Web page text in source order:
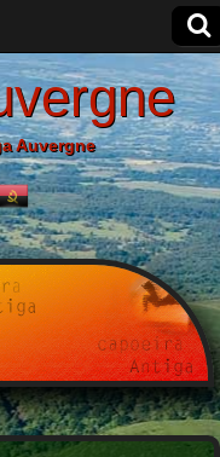
Auvergne